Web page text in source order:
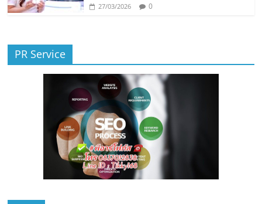
27/03/2026 0
PR Service